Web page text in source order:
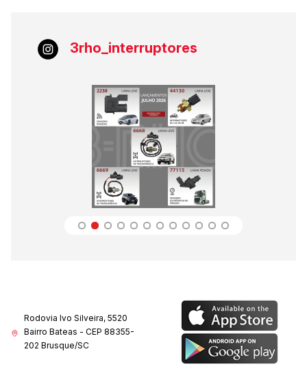
3rho_interruptores
Rodovia Ivo Silveira, 5520
Bairro Bateas - CEP 88355-
202 Brusque/SC